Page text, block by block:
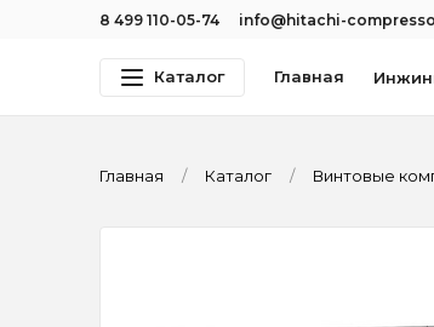
8 499 110-05-74 info@hitachi-
Каталог Главная
Главная Каталог Винтовые